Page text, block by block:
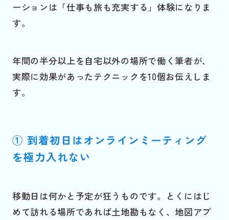
ーションは「仕事も旅も充実する」体験になりま
す。
年間の半分以上を自宅以外の場所で働く筆者が、
実際に効果があったテクニックを10個お伝えしま
す。
① 到着初日はオンラインミーティング
を極力入れない
移動日は何かと予定が狂うものです。とくにはじ
めて訪れる場所であれば土地勘もなく、地図アプ